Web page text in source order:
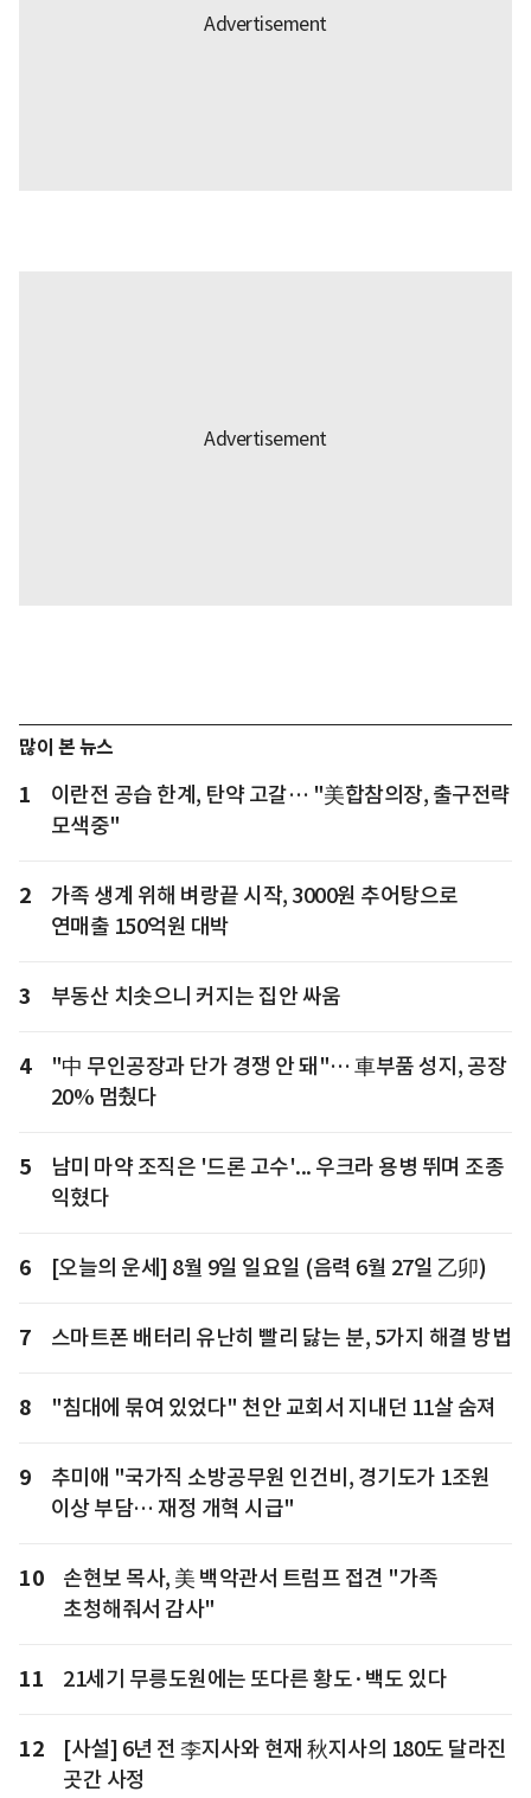
많이 본 뉴스
1
이란전 공습 한계, 탄약 고갈… "美합참의장, 출구전략
모색중"
2
가족 생계 위해 벼랑끝 시작, 3000원 추어탕으로
연매출 150억원 대박
3 부동산 치솟으니 커지는 집안 싸움
4
"中 무인공장과 단가 경쟁 안 돼"… 車부품 성지, 공장
20% 멈췄다
5
남미 마약 조직은 '드론 고수'... 우크라 용병 뛰며 조종
익혔다
6 [오늘의 운세] 8월 9일 일요일 (음력 6월 27일 乙卯)
7 스마트폰 배터리 유난히 빨리 닳는 분, 5가지 해결 방법
8 "침대에 묶여 있었다" 천안 교회서 지내던 11살 숨져
9
추미애 "국가직 소방공무원 인건비, 경기도가 1조원
이상 부담… 재정 개혁 시급"
10
손현보 목사, 美 백악관서 트럼프 접견 "가족
초청해줘서 감사"
11 21세기 무릉도원에는 또다른 황도·백도 있다
12
[사설] 6년 전 李지사와 현재 秋지사의 180도 달라진
곳간 사정